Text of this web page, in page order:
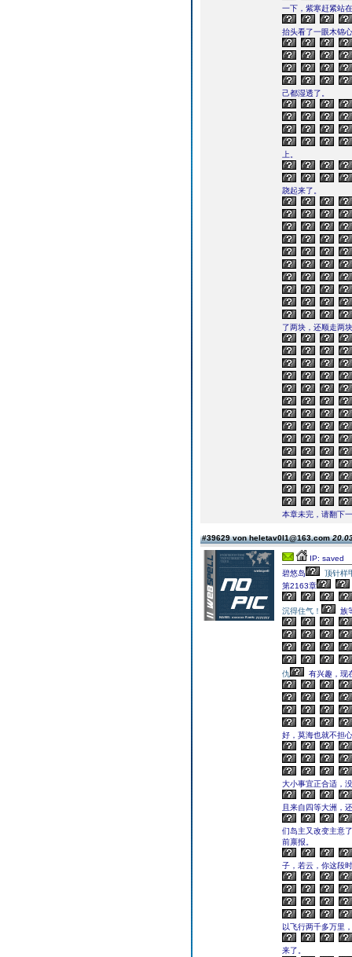
一下，紫寒赶紧站
抬头看了一眼木锦
己都湿透了。
上。
跷起来了。
了两块，还顺走两
本章未完，请翻下
#39629 von heletav0l1@163.com
IP: saved
碧悠岛
顶针样
第2163章
沉得住气！ 族
仇 有兴趣，现
好，莫海也就不担
大小事宜正合适，
且来自四等大洲，
们岛主又改变主意
前禀报。
子，若云，你这段
以飞行两千多万里
来了。